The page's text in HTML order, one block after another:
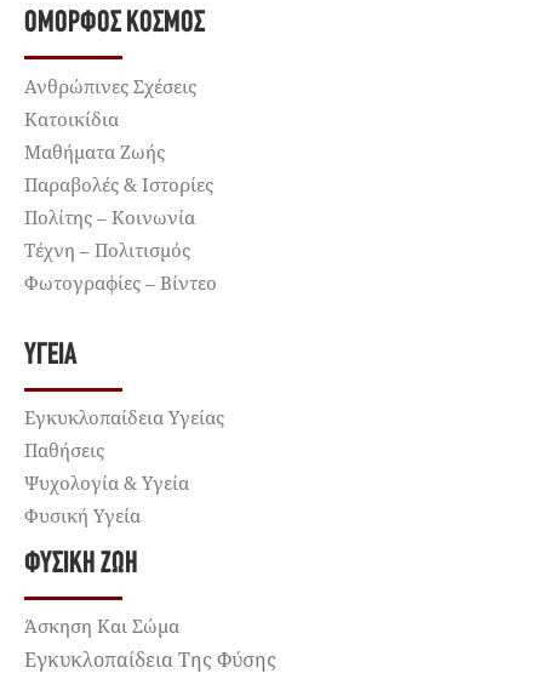
ΌΜΟΡΦΟΣ ΚΌΣΜΟΣ
Ανθρώπινες Σχέσεις
Κατοικίδια
Μαθήματα Ζωής
Παραβολές & Ιστορίες
Πολίτης – Κοινωνία
Τέχνη – Πολιτισμός
Φωτογραφίες – Βίντεο
ΥΓΕΊΑ
Εγκυκλοπαίδεια Υγείας
Παθήσεις
Ψυχολογία & Υγεία
Φυσική Υγεία
ΦΥΣΙΚΉ ΖΩΉ
Άσκηση Και Σώμα
Εγκυκλοπαίδεια Της Φύσης